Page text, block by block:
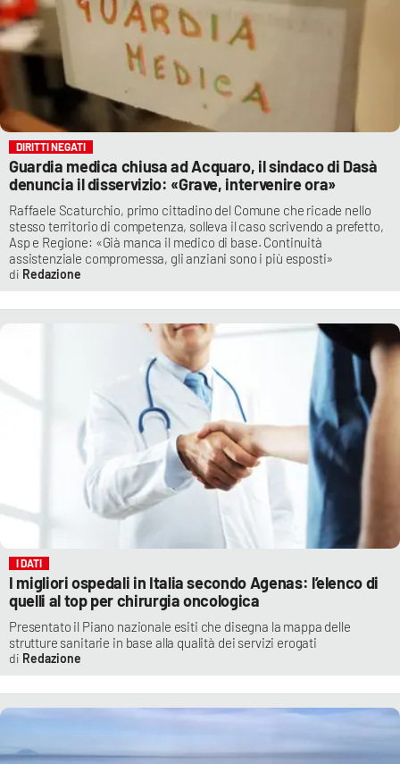
DIRITTI NEGATI
Guardia medica chiusa ad Acquaro, il sindaco di Dasà
denuncia il disservizio: «Grave, intervenire ora»
Raffaele Scaturchio, primo cittadino del Comune che ricade nello
stesso territorio di competenza, solleva il caso scrivendo a prefetto,
Asp e Regione: «Già manca il medico di base. Continuità
assistenziale compromessa, gli anziani sono i più esposti»
Redazione
I DATI
I migliori ospedali in Italia secondo Agenas: l’elenco di
quelli al top per chirurgia oncologica
Presentato il Piano nazionale esiti che disegna la mappa delle
strutture sanitarie in base alla qualità dei servizi erogati
Redazione